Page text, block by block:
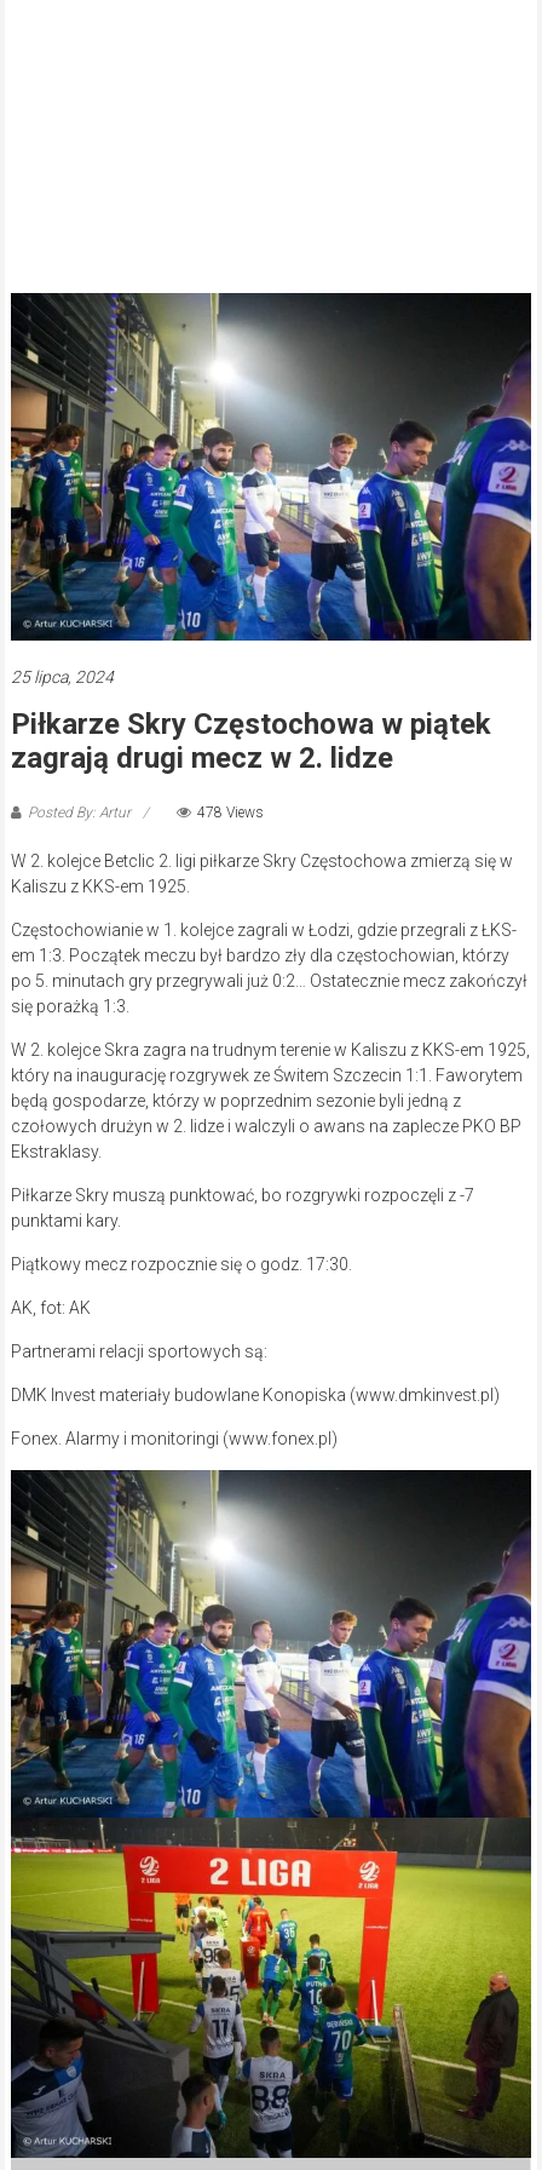
25 lipca, 2024
Piłkarze Skry Częstochowa w piątek
zagrają drugi mecz w 2. lidze
Posted By: Artur 478 Views
W 2. kolejce Betclic 2. ligi piłkarze Skry Częstochowa zmierzą się w
Kaliszu z KKS-em 1925.
Częstochowianie w 1. kolejce zagrali w Łodzi, gdzie przegrali z ŁKS-
em 1:3. Początek meczu był bardzo zły dla częstochowian, którzy
po 5. minutach gry przegrywali już 0:2… Ostatecznie mecz zakończył
się porażką 1:3.
W 2. kolejce Skra zagra na trudnym terenie w Kaliszu z KKS-em 1925,
który na inaugurację rozgrywek ze Świtem Szczecin 1:1. Faworytem
będą gospodarze, którzy w poprzednim sezonie byli jedną z
czołowych drużyn w 2. lidze i walczyli o awans na zaplecze PKO BP
Ekstraklasy.
Piłkarze Skry muszą punktować, bo rozgrywki rozpoczęli z -7
punktami kary.
Piątkowy mecz rozpocznie się o godz. 17:30.
AK, fot: AK
Partnerami relacji sportowych są:
DMK Invest materiały budowlane Konopiska (www.dmkinvest.pl)
Fonex. Alarmy i monitoringi (www.fonex.pl)